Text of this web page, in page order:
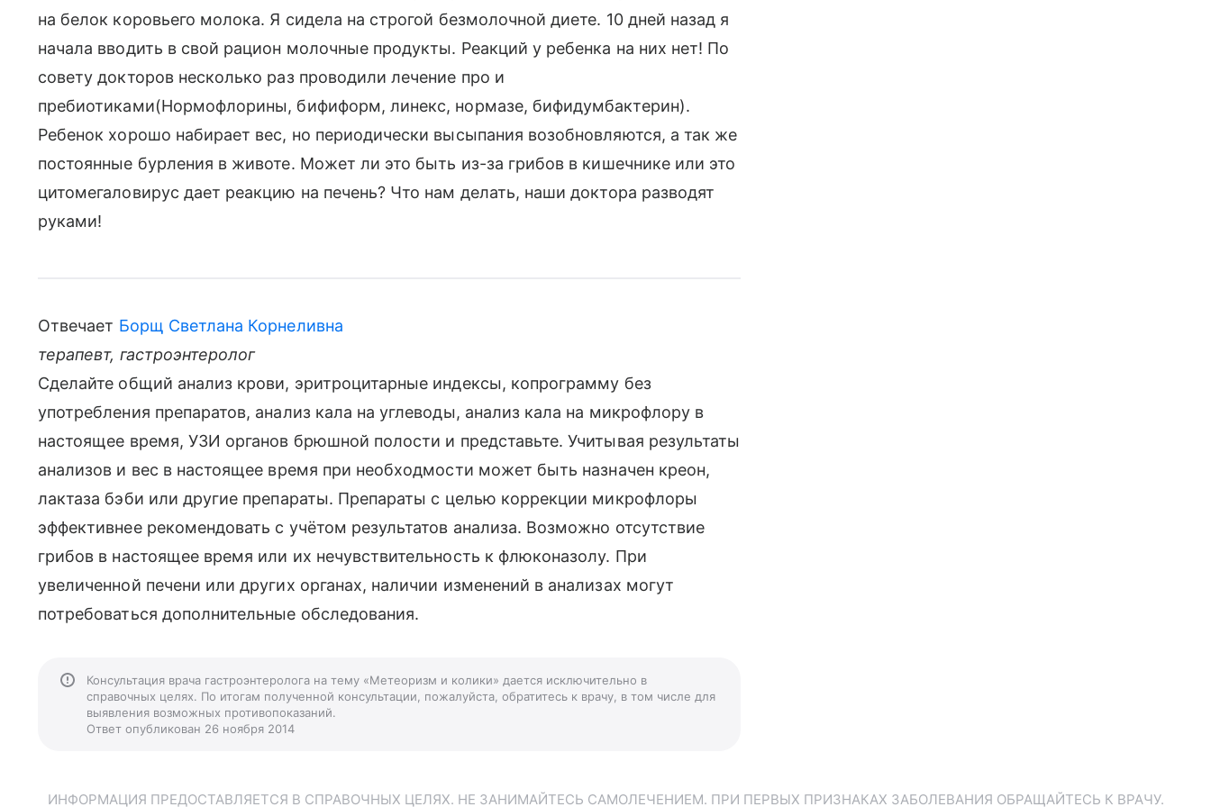
на белок коровьего молока. Я сидела на строгой безмолочной диете. 10 дней назад я
начала вводить в свой рацион молочные продукты. Реакций у ребенка на них нет! По
совету докторов несколько раз проводили лечение про и
пребиотиками(Нормофлорины, бифиформ, линекс, нормазе, бифидумбактерин).
Ребенок хорошо набирает вес, но периодически высыпания возобновляются, а так же
постоянные бурления в животе. Может ли это быть из-за грибов в кишечнике или это
цитомегаловирус дает реакцию на печень? Что нам делать, наши доктора разводят
руками!
Отвечает Борщ Светлана Корнеливна
терапевт, гастроэнтеролог
Сделайте общий анализ крови, эритроцитарные индексы, копрограмму без
употребления препаратов, анализ кала на углеводы, анализ кала на микрофлору в
настоящее время, УЗИ органов брюшной полости и представьте. Учитывая результаты
анализов и вес в настоящее время при необходмости может быть назначен креон,
лактаза бэби или другие препараты. Препараты с целью коррекции микрофлоры
эффективнее рекомендовать с учётом результатов анализа. Возможно отсутствие
грибов в настоящее время или их нечувствительность к флюконазолу. При
увеличенной печени или других органах, наличии изменений в анализах могут
потребоваться дополнительные обследования.
Консультация врача гастроэнтеролога на тему «Метеоризм и колики» дается исключительно в
справочных целях. По итогам полученной консультации, пожалуйста, обратитесь к врачу, в том числе для
выявления возможных противопоказаний.
Ответ опубликован 26 ноября 2014
ИНФОРМАЦИЯ ПРЕДОСТАВЛЯЕТСЯ В СПРАВОЧНЫХ ЦЕЛЯХ. НЕ ЗАНИМАЙТЕСЬ САМОЛЕЧЕНИЕМ. ПРИ ПЕРВЫХ ПРИЗНАКАХ ЗАБОЛЕВАНИЯ ОБРАЩАЙТЕСЬ К ВРАЧУ.